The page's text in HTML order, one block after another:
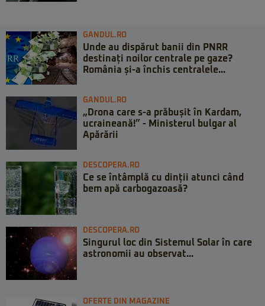
GANDUL.RO
Unde au dispărut banii din PNRR
destinați noilor centrale pe gaze?
România și-a închis centralele...
GANDUL.RO
„Drona care s-a prăbușit în Kardam,
ucraineană!” - Ministerul bulgar al
Apărării
DESCOPERA.RO
Ce se întâmplă cu dinții atunci când
bem apă carbogazoasă?
DESCOPERA.RO
Singurul loc din Sistemul Solar în care
astronomii au observat...
OFERTE DIN MAGAZINE